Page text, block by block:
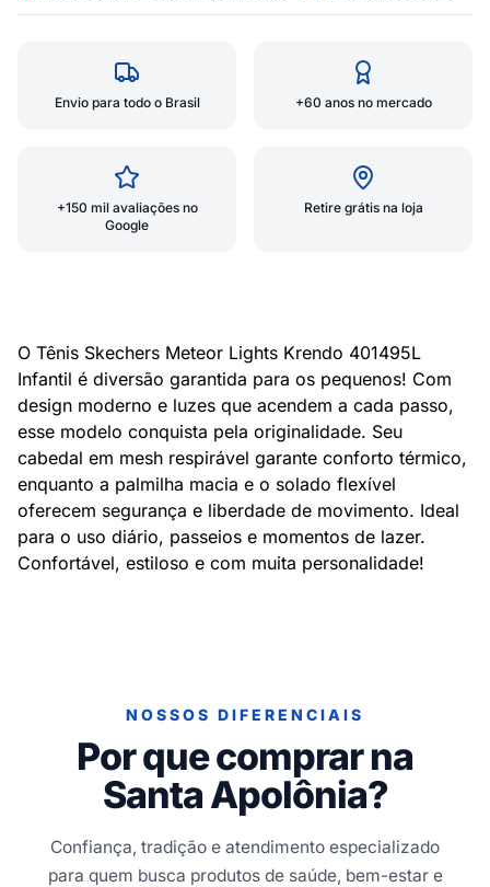
Envio para todo o Brasil +60 anos no mercado
+150 mil avaliações no
Google
Retire grátis na loja
O Tênis Skechers Meteor Lights Krendo 401495L
Infantil é diversão garantida para os pequenos! Com
design moderno e luzes que acendem a cada passo,
esse modelo conquista pela originalidade. Seu
cabedal em mesh respirável garante conforto térmico,
enquanto a palmilha macia e o solado flexível
oferecem segurança e liberdade de movimento. Ideal
para o uso diário, passeios e momentos de lazer.
Confortável, estiloso e com muita personalidade!
NOSSOS DIFERENCIAIS
Por que comprar na
Santa Apolônia?
Confiança, tradição e atendimento especializado
para quem busca produtos de saúde, bem-estar e